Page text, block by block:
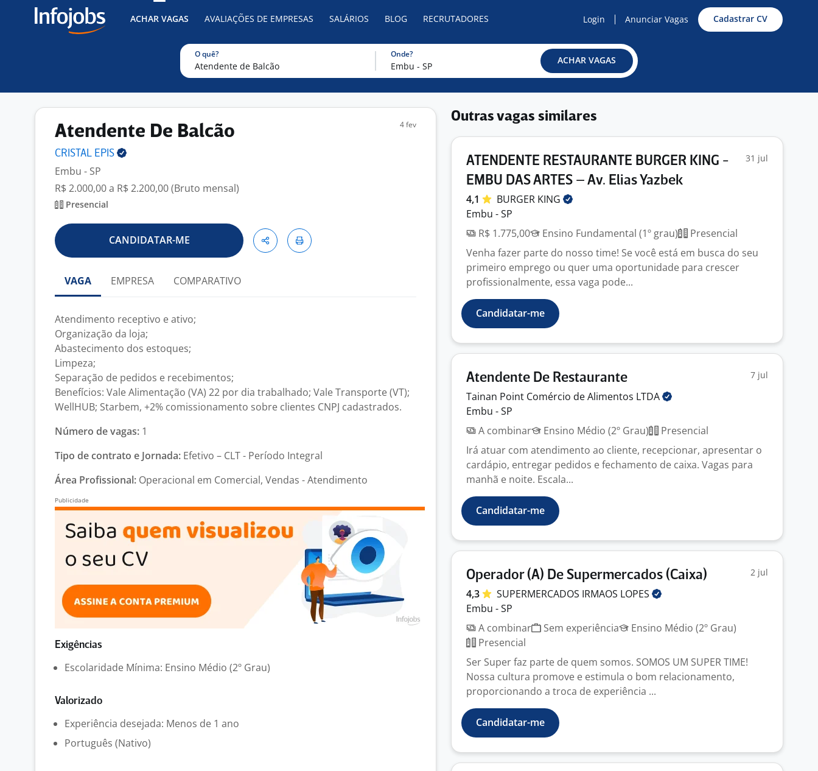
ACHAR VAGAS AVALIAÇÕES DE EMPRESAS SALÁRIOS BLOG RECRUTADORES Login Anunciar Vagas Cadastrar CV
O quê? Onde?
ACHAR VAGAS
Atendente De Balcão
CRISTAL EPIS
Embu - SP
R$ 2.000,00 a R$ 2.200,00 (Bruto mensal)
Presencial
4 fev
CANDIDATAR-ME
VAGA EMPRESA COMPARATIVO
Atendimento receptivo e ativo;
Organização da loja;
Abastecimento dos estoques;
Limpeza;
Separação de pedidos e recebimentos;
Benefícios: Vale Alimentação (VA) 22 por dia trabalhado; Vale Transporte (VT);
WellHUB; Starbem, +2% comissionamento sobre clientes CNPJ cadastrados.
Número de vagas: 1
Tipo de contrato e Jornada: Efetivo – CLT - Período Integral
Área Profissional: Operacional em Comercial, Vendas - Atendimento
Exigências
Escolaridade Mínima: Ensino Médio (2º Grau)
Valorizado
Experiência desejada: Menos de 1 ano
Português (Nativo)
Outras vagas similares
ATENDENTE RESTAURANTE BURGER KING -
EMBU DAS ARTES – Av. Elias Yazbek
31 jul
4,1 BURGER KING
Embu - SP
R$ 1.775,00
Ensino Fundamental (1º grau)
Presencial
Venha fazer parte do nosso time! Se você está em busca do seu
primeiro emprego ou quer uma oportunidade para crescer
profissionalmente, essa vaga pode...
Candidatar-me
Atendente De Restaurante 7 jul
Tainan Point Comércio de Alimentos LTDA
Embu - SP
A combinar
Ensino Médio (2º Grau)
Presencial
Irá atuar com atendimento ao cliente, recepcionar, apresentar o
cardápio, entregar pedidos e fechamento de caixa. Vagas para
manhã e noite. Escala...
Candidatar-me
Operador (A) De Supermercados (Caixa) 2 jul
4,3 SUPERMERCADOS IRMAOS LOPES
Embu - SP
A combinar
Sem experiência
Ensino Médio (2º Grau)
Presencial
Ser Super faz parte de quem somos. SOMOS UM SUPER TIME!
Nossa cultura promove e estimula o bom relacionamento,
proporcionando a troca de experiência ...
Candidatar-me